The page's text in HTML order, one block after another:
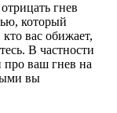
гнев
который
кто вас обижает,
В частности
ваш гнев на
вы